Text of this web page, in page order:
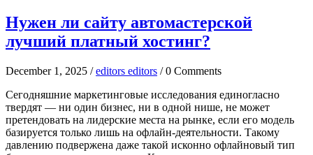
Нужен ли сайту автомастерской
лучший платный хостинг?
December 1, 2025 /editors editors / 0 Comments
Сегодняшние маркетинговые исследования единогласно
твердят — ни один бизнес, ни в одной нише, не может
претендовать на лидерские места на рынке, если его модель
базируется только лишь на офлайн-деятельности. Такому
давлению подвержена даже такой исконно офлайновый тип